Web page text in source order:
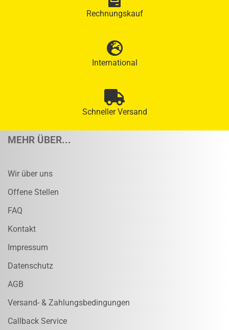
Rechnungskauf
International
Schneller Versand
MEHR ÜBER...
Wir über uns
Offene Stellen
FAQ
Kontakt
Impressum
Datenschutz
AGB
Versand- & Zahlungsbedingungen
Callback Service